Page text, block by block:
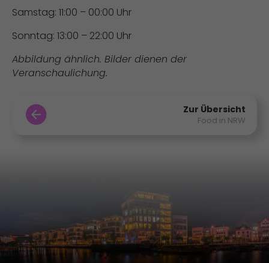
Samstag: 11:00 – 00:00 Uhr
Sonntag: 13:00 – 22:00 Uhr
Abbildung ähnlich. Bilder dienen der
Veranschaulichung.
Zur Übersicht
Food in NRW